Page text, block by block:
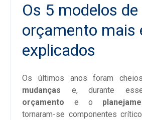
Os 5 modelos de
orçamento mais
explicados
Os últimos anos foram
mudanças e, durante
orçamento e o
tornaram-se componentes